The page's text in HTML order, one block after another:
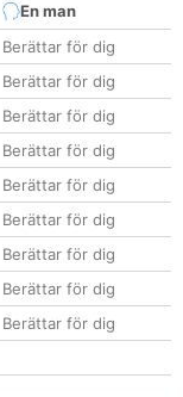
En man
Berättar för dig
Berättar för dig
Berättar för dig
Berättar för dig
Berättar för dig
Berättar för dig
Berättar för dig
Berättar för dig
Berättar för dig